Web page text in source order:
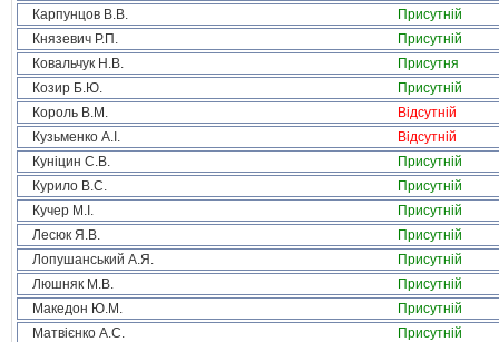
Карпунцов В.В.
Присутній
Князевич Р.П.
Присутній
Ковальчук Н.В.
Присутня
Козир Б.Ю.
Присутній
Король В.М.
Відсутній
Кузьменко А.І.
Відсутній
Куніцин С.В.
Присутній
Курило В.С.
Присутній
Кучер М.І.
Присутній
Лесюк Я.В.
Присутній
Лопушанський А.Я.
Присутній
Люшняк М.В.
Присутній
Македон Ю.М.
Присутній
Матвієнко А.С.
Присутній